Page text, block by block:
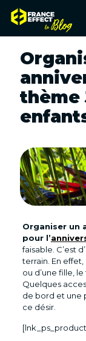
thème
Organiser un
pour l’
faisable. C’est
terrain. En effet,
ou d’une fille,
Quelques
de bord et une
ce désir.